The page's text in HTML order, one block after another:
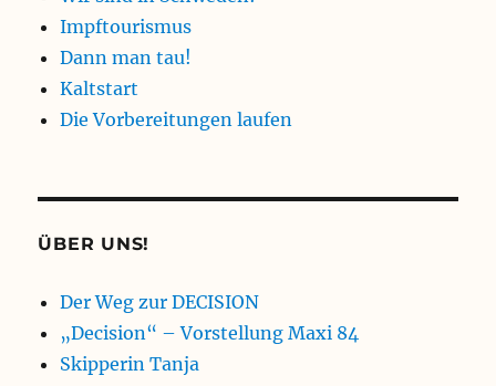
Impftourismus
Dann man tau!
Kaltstart
Die Vorbereitungen laufen
ÜBER UNS!
Der Weg zur DECISION
„Decision“ – Vorstellung Maxi 84
Skipperin Tanja